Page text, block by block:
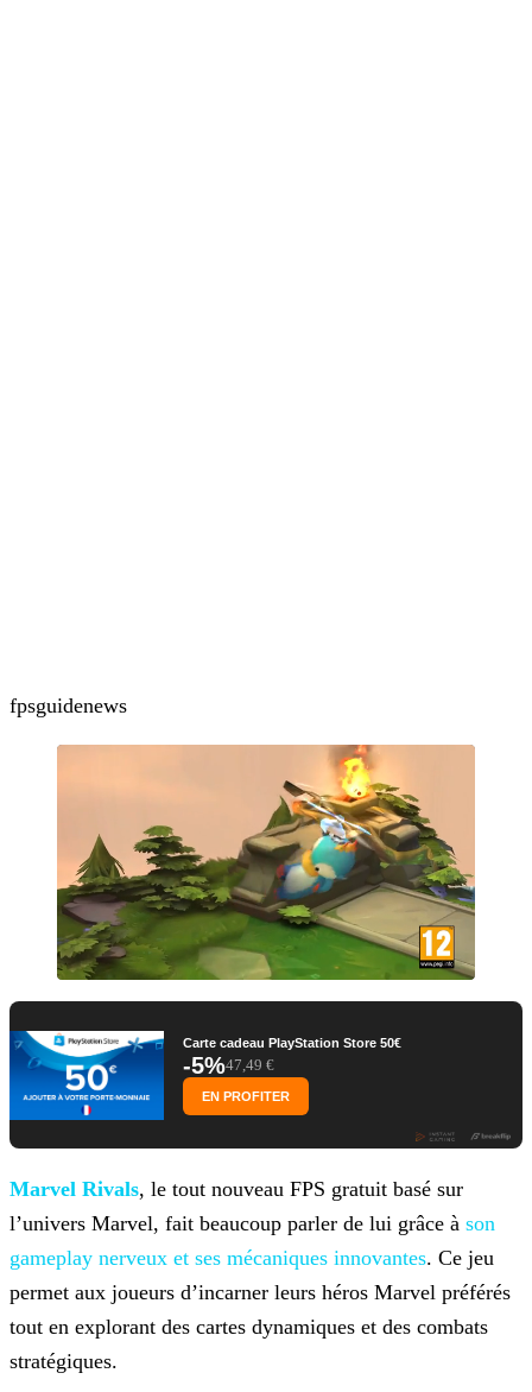
fpsguidenews
Carte cadeau PlayStation Store 50€
-5%47,49 €
EN PROFITER
Marvel Rivals, le tout nouveau FPS gratuit basé sur
l’univers Marvel, fait beaucoup parler de lui grâce à son
gameplay nerveux et ses mécaniques innovantes. Ce jeu
permet aux joueurs d’incarner leurs héros Marvel préférés
tout en explorant des cartes dynamiques et des combats
stratégiques.